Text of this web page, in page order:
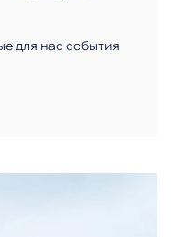
для нас события